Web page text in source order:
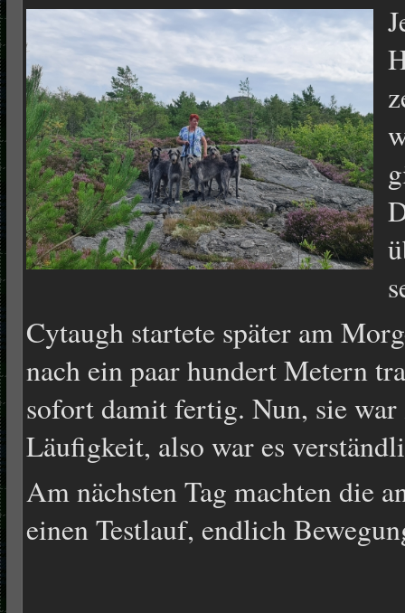
Cytaugh startete später am
nach ein paar hundert Metern
sofort damit fertig. Nun, sie
Läufigkeit, also war es
Am nächsten Tag machten die
einen Testlauf, endlich